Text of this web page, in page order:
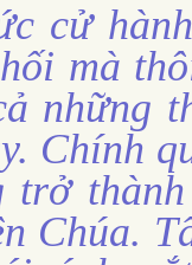
cử
mà
những
Chính
trở
Chúa.